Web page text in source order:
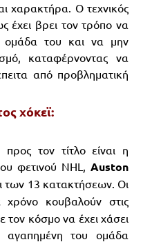
χαρακτήρα. Ο τεχνικός
έχει βρει τον τρόπο να
ομάδα του και να μην
καταφέρνοντας να
από προβληματική
χόκεϊ:
τον τίτλο είναι η
φετινού NHL, Auston
των 13 κατακτήσεων. Οι
χρόνο κουβαλούν στις
τον κόσμο να έχει χάσει
του ομάδα